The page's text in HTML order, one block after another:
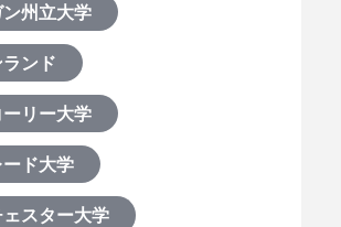
州立大学
ンド
リー大学
ド大学
スター大学